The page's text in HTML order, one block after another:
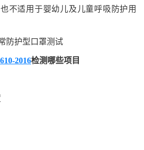
不适用于婴幼儿及儿童呼吸防护用
2016检测哪些项目